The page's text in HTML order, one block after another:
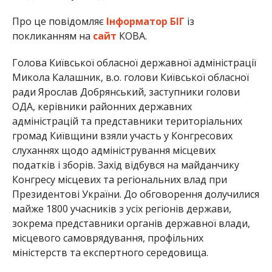
Про це повідомляє Інформатор БІГ із
покликанням на сайт КОВА.
Голова Київської обласної державної адміністрації
Микола Калашник, в.о. голови Київської обласної
ради Ярослав Добрянський, заступники голови
ОДА, керівники районних державних
адміністрацій та представники територіальних
громад Київщини взяли участь у Конгресових
слуханнях щодо адміністрування місцевих
податків і зборів. Захід відбувся на майданчику
Конгресу місцевих та регіональних влад при
Президентові України. До обговорення долучилися
майже 1800 учасників з усіх регіонів держави,
зокрема представники органів державної влади,
місцевого самоврядування, профільних
міністерств та експертного середовища.